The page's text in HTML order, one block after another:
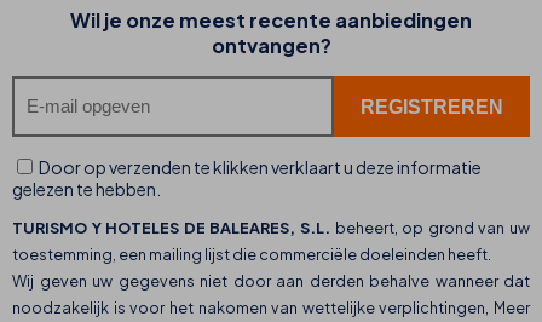
Wil je onze meest recente aanbiedingen
ontvangen?
Door op verzenden te klikken verklaart u deze informatie
gelezen te hebben.
TURISMO Y HOTELES DE BALEARES, S.L. beheert, op grond van uw
toestemming, een mailing lijst die commerciële doeleinden heeft.
Wij geven uw gegevens niet door aan derden behalve wanneer dat
noodzakelijk is voor het nakomen van wettelijke verplichtingen, Meer